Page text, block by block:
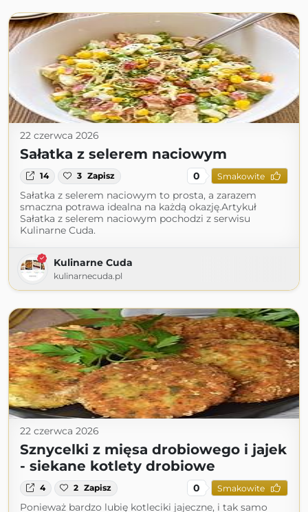
22 czerwca 2026
Sałatka z selerem naciowym
14 3 Zapisz 0 Smakowite
Sałatka z selerem naciowym to prosta, a zarazem
smaczna potrawa idealna na każdą okazję.Artykuł
Sałatka z selerem naciowym pochodzi z serwisu
Kulinarne Cuda.
Kulinarne Cuda
kulinarnecuda.pl
22 czerwca 2026
Sznycelki z mięsa drobiowego i jajek
- siekane kotlety drobiowe
4 2 Zapisz 0 Smakowite
Ponieważ bardzo lubię kotleciki jajeczne, i tak samo